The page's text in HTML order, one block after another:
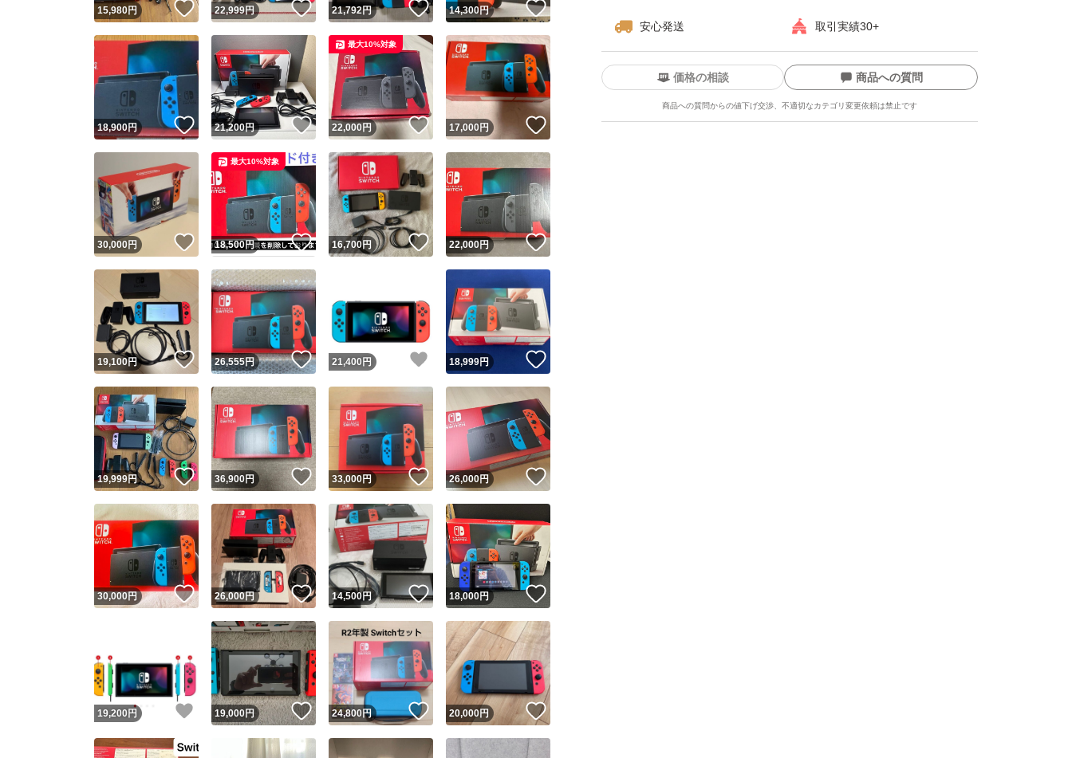
安心発送 取引実績30+
ユーザーの実績について
Yahoo!フリマが定めた一定の基準を満たしたユーザーにバッジを付与しています
安心取引出品者
安心取引出品者 Yahoo!フリマの基準をクリアした安心・安全なユーザーです
取引実績
このユーザーはYahoo!フリマの取引を完了させた実績があります
このユーザーは他フリマサービスでの取引実績があります
スピード&安心発送
※このバッジは実績に基づく表示であり、発送を保証しているものではありません
スピード＆安心発送
このユーザーは高頻度で24時間以内＆設定した発送日数内に発送してい
スピード発送 このユーザーは高頻度で24時間以内に発送しています
安心発送 このユーザーは設定した発送日数内に発送しています
価格の相談 商品への質問
商品への質問からの値下げ交渉、不適切なカテゴリ変更依頼は禁止です
この商品の情報をコピーします
商品画像の無断転載は禁止されています
です
出品ページへ
キャンセル
15,980円 いいね！
22,999円 いいね！
21,792円 いいね！
14,300円 いいね！
18,900円 いいね！
21,200円 いいね！
22,000円 いいね！
最大10%対象
17,000円
30,000円 いいね！
18,500円 いいね！
最大10%対象
16,700円 いいね！
22,000円 いいね！
19,100円 いいね！
26,555円 いいね！
21,400 円 いいね！
18,999円
19,999円 いいね！
36,900円 いいね！
33,000円 いいね！
26,000円 いいね！
30,000円 いいね！
26,000円 いいね！
14,500円 いいね！
18,000円
19,200 円 いいね！
19,000円 いいね！
24,800円 いいね！
20,000円 いいね！